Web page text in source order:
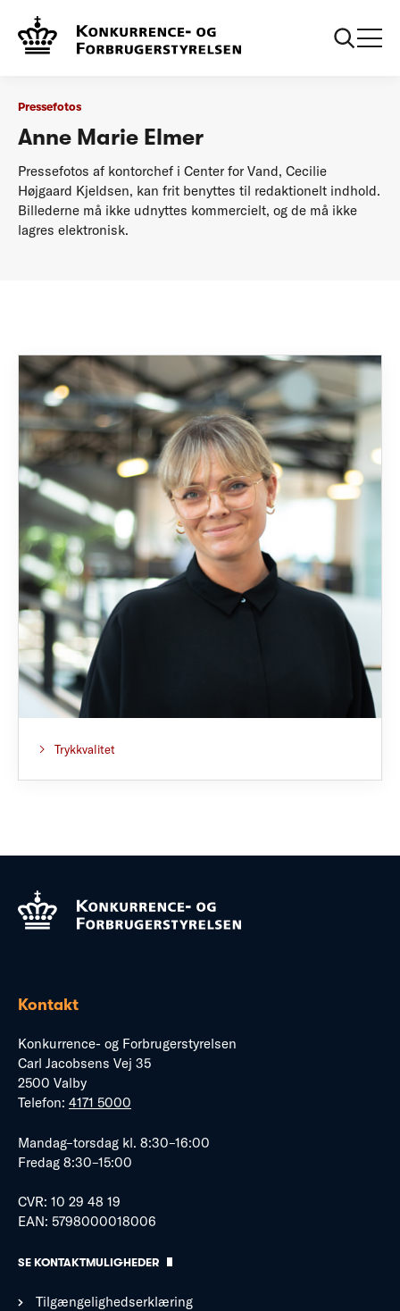
Pressefotos
Pressefotos
Anne Marie Elmer
Pressefotos af kontorchef i Center for Vand, Cecilie
Højgaard Kjeldsen, kan frit benyttes til redaktionelt indhold.
Billederne må ikke udnyttes kommercielt, og de må ikke
lagres elektronisk.
Trykkvalitet
Kontakt
Konkurrence- og Forbrugerstyrelsen
Carl Jacobsens Vej 35
2500 Valby
Telefon: 4171 5000
Mandag–torsdag kl. 8:30–16:00
Fredag 8:30–15:00
CVR: 10 29 48 19
EAN: 5798000018006
SE KONTAKTMULIGHEDER
Tilgængelighedserklæring